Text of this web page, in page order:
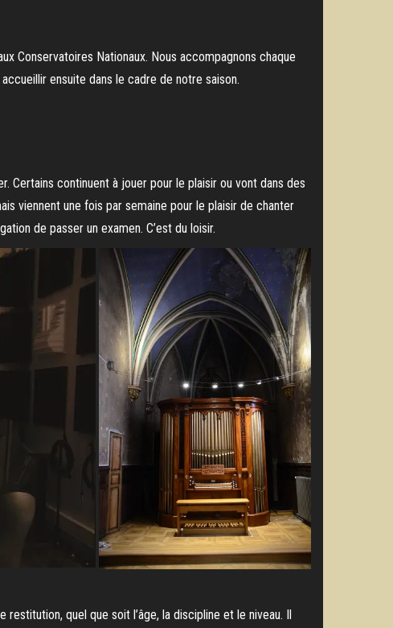
Conservatoires Nationaux. Nous accompagnons chaque
ensuite dans le cadre de notre saison.
Certains continuent à jouer pour le plaisir ou vont dans des
viennent une fois par semaine pour le plaisir de chanter
de passer un examen. C’est du loisir.
quel que soit l’âge, la discipline et le niveau. Il